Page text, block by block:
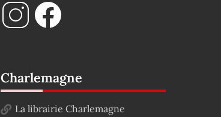
Charlemagne
La librairie Charlemagne